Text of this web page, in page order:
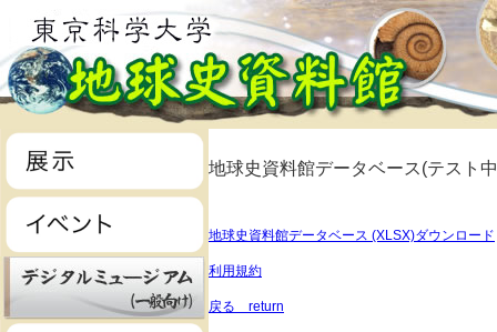
地球史資料館データベース(テスト
地球史資料館データベース (XLSX)ダウンロード
利用規約
戻る return